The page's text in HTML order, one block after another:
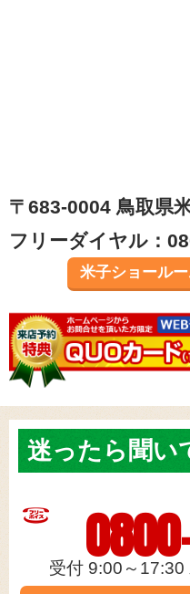
〒683-0004 鳥取県
フリーダイヤル：
米子ショール
迷ったら 聞い
受付 9:00～17:30